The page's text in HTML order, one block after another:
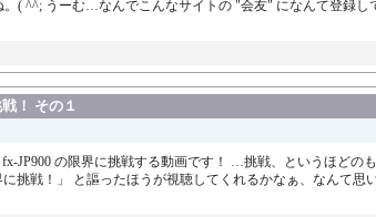
( ^^; うーむ…なんでこんなサイトの "会友" になんて登録し
！ その１
JP900 の限界に挑戦する動画です！ …挑戦、というほどの
挑戦！」 と謳ったほうが視聴してくれるかなぁ、なんて思